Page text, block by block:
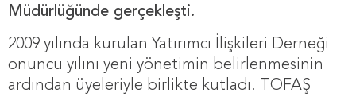
Müdürlüğünde gerçekleşti.
2009 yılında kurulan Yatırımcı İlişkileri Derneği
onuncu yılını yeni yönetimin belirlenmesinin
ardından üyeleriyle birlikte kutladı. TOFAŞ